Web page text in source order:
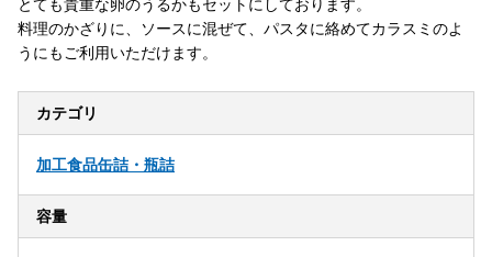
とても貴重な卵のうるかもセットにしております。
料理のかざりに、ソースに混ぜて、パスタに絡めてカラスミのよ
うにもご利用いただけます。
カテゴリ
加工食品缶詰・瓶詰
容量